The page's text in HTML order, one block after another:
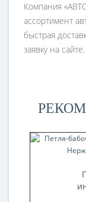
Компания
ассортимент
быстрая
заявку на сайте.